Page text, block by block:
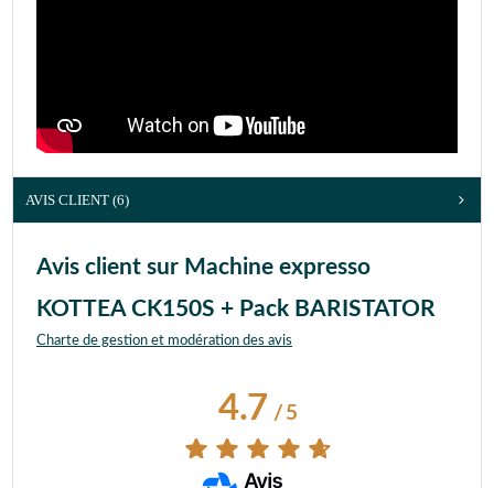
AVIS CLIENT (6)
Avis client sur Machine expresso
KOTTEA CK150S + Pack BARISTATOR
Charte de gestion et modération des avis
4.7/ 5